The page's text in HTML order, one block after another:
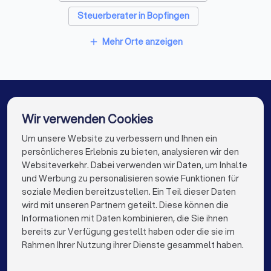
Wie berechnen Sie Ihr Honorar - nach StBVV,
Pauschalpreise oder Stundensätze?
Anfragen?
Krankheit?
Diese Unterlagen sollten Sie mitbringen
Letzte Steuerbescheide
Übersicht über Einkunftsarten (Mieten, Kapitalerträge etc.)
Liste offener steuerlicher Fragen
Steuerberater in Bopfingen
Steuerberater in Nördlingen
Steuerberater in Schwäbisch Hall
Steuerberater in Gaildorf
Steuerberater in Berlin
Steuerberater in Hamburg
Steuerberater in München
Steuerberater in Köln
Steuerberater in Frankfurt am Main
Steuerberater in Stuttgart
add Mehr Orte anzeigen
Die besten Steuerberater für Sie
info@trustlocal.de
FÜR PRIVATPERSONEN
Wir verwenden Cookies
Um unsere Website zu verbessern und Ihnen ein
persönlicheres Erlebnis zu bieten, analysieren wir den
Websiteverkehr. Dabei verwenden wir Daten, um Inhalte
und Werbung zu personalisieren sowie Funktionen für
soziale Medien bereitzustellen. Ein Teil dieser Daten
wird mit unseren Partnern geteilt. Diese können die
Informationen mit Daten kombinieren, die Sie ihnen
bereits zur Verfügung gestellt haben oder die sie im
Rahmen Ihrer Nutzung ihrer Dienste gesammelt haben.